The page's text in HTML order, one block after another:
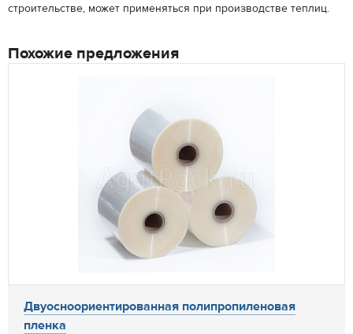
строительстве, может применяться при производстве теплиц.
Похожие предложения
Двуосноориентированная полипропиленовая
пленка